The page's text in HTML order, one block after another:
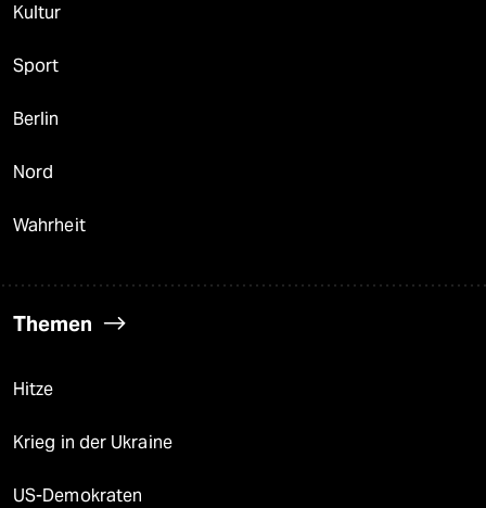
Kultur
Sport
Berlin
Nord
Wahrheit
Themen
Hitze
Krieg in der Ukraine
US-Demokraten